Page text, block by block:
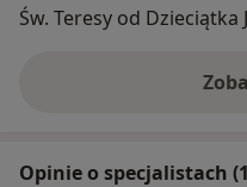
Św. Teresy od Dzieciątka
Opinie o specjalistach